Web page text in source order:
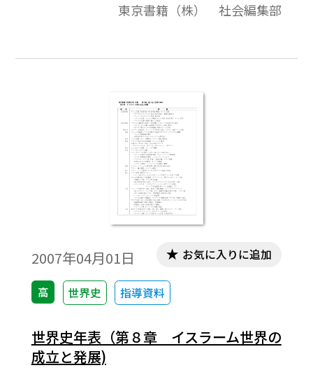
年表化し，さらに関連内容を付加しまし
なくても，ご指導の際に言及することがあ
際は，各学校でのご指導の実態に合わせ
て，適宜，修正してください。
東京書籍（株） 社会編集部
2007年04月01日
高 世界史 指導資料
お気に入りに追加
世界史年表（第８章 イスラーム世界の
成立と発展)